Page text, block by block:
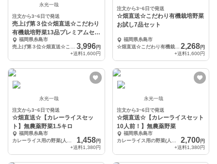
永光一哉
注文から3~6日で発送
売上げ第３位☆畑直送☆こだわり
有機栽培野菜13品プレミアムセッ
ト 福岡県糸島市
3,996円
+送料1,600円
注文から3~6日で発送
☆畑直送☆こだわり有機栽培野菜
お試し7品セット
福岡県糸島市
☆畑直送☆こだわり有機栽培野菜お試し7品セット
2,268円
+送料1,600円
永光一哉
注文から3~6日で発送
☆畑直送☆【カレーライスセッ
ト】無農薬野菜1.5キロ
福岡県糸島市
1,458円
+送料1,380円
永光一哉
注文から3~6日で発送
☆畑直送☆【カレーライスセット
10人前！】無農薬野菜
福岡県糸島市
2,700円
+送料1,380円